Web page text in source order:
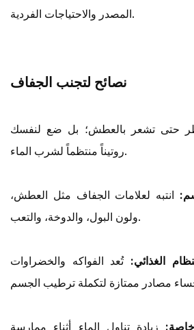
المصدر والاحتياجات الفردية.
نصائح لتجنب الجفاف
حتى تشعر بالعطش؛ بل ضع لنفسك
روتيناً منتظماً لشرب الماء.
انتبه لعلامات الجفاف مثل العطش،
ولون البول، والدوخة، والتعب.
الغذائي:تُعد الفواكه والخضراوات
زيادة تناول الماء أثناء ممارسة